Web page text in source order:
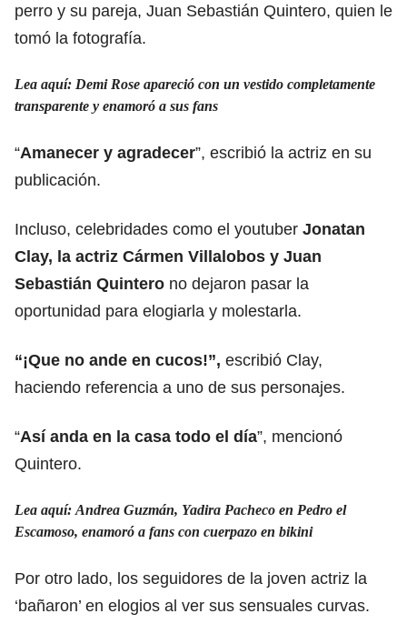
perro y su pareja, Juan Sebastián Quintero, quien le
tomó la fotografía.
Lea aquí: Demi Rose apareció con un vestido completamente
transparente y enamoró a sus fans
“Amanecer y agradecer”, escribió la actriz en su
publicación.
Incluso, celebridades como el youtuber Jonatan
Clay, la actriz Cármen Villalobos y Juan
Sebastián Quintero no dejaron pasar la
oportunidad para elogiarla y molestarla.
“¡Que no ande en cucos!”, escribió Clay,
haciendo referencia a uno de sus personajes.
“Así anda en la casa todo el día”, mencionó
Quintero.
Lea aquí: Andrea Guzmán, Yadira Pacheco en Pedro el
Escamoso, enamoró a fans con cuerpazo en bikini
Por otro lado, los seguidores de la joven actriz la
‘bañaron’ en elogios al ver sus sensuales curvas.